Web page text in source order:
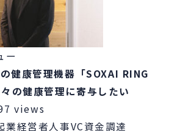
ー
健康管理機器「SOXAI RING
の健康管理に寄与したい
views
業経営者人事VC資金調達